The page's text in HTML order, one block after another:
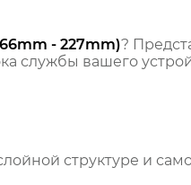
- 227mm)?
службы вашего
структуре и